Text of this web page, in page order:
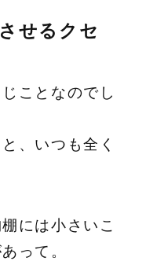
せるクセ
ことなのでし
、いつも全く
には小さいこ
って。